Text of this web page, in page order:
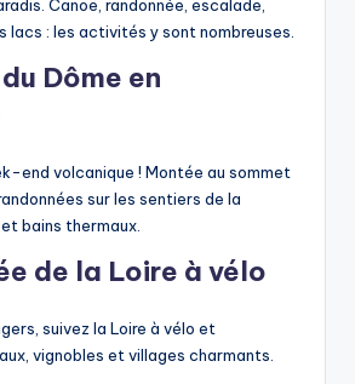
Canoë, randonnée, escalade,
lacs : les activités y sont nombreuses.
Dôme en
end volcanique ! Montée au sommet
sur les sentiers de la
bains thermaux.
de la Loire à vélo
suivez la Loire à vélo et
vignobles et villages charmants.